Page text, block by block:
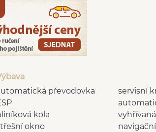
servisní
převodovka
kola
okno